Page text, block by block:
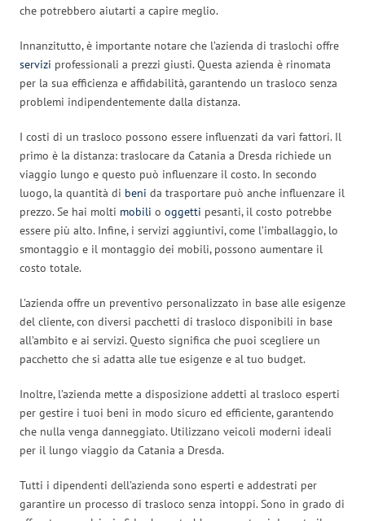
che potrebbero aiutarti a capire meglio.
Innanzitutto, è importante notare che l’azienda di traslochi offre
servizi professionali a prezzi giusti. Questa azienda è rinomata
per la sua efficienza e affidabilità, garantendo un trasloco senza
problemi indipendentemente dalla distanza.
I costi di un trasloco possono essere influenzati da vari fattori. Il
primo è la distanza: traslocare da Catania a Dresda richiede un
viaggio lungo e questo può influenzare il costo. In secondo
luogo, la quantità di beni da trasportare può anche influenzare il
prezzo. Se hai molti mobili o oggetti pesanti, il costo potrebbe
essere più alto. Infine, i servizi aggiuntivi, come l’imballaggio, lo
smontaggio e il montaggio dei mobili, possono aumentare il
costo totale.
L’azienda offre un preventivo personalizzato in base alle esigenze
del cliente, con diversi pacchetti di trasloco disponibili in base
all’ambito e ai servizi. Questo significa che puoi scegliere un
pacchetto che si adatta alle tue esigenze e al tuo budget.
Inoltre, l’azienda mette a disposizione addetti al trasloco esperti
per gestire i tuoi beni in modo sicuro ed efficiente, garantendo
che nulla venga danneggiato. Utilizzano veicoli moderni ideali
per il lungo viaggio da Catania a Dresda.
Tutti i dipendenti dell’azienda sono esperti e addestrati per
garantire un processo di trasloco senza intoppi. Sono in grado di